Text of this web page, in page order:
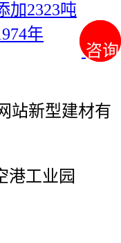
咨询
咨询
加2323吨
年
站新型建材有
港工业园